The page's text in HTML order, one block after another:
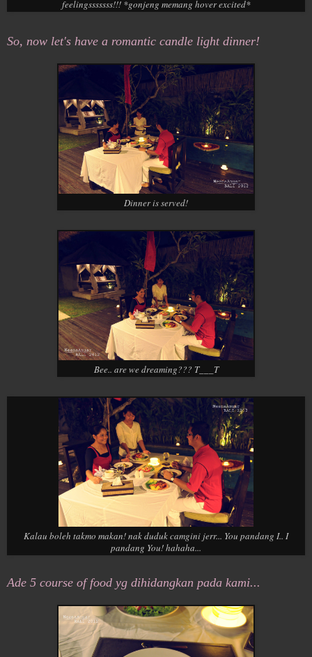
feelingsssssss!!! *gonjeng memang hover excited*
So, now let's have a romantic candle light dinner!
Dinner is served!
Bee.. are we dreaming??? T___T
Kalau boleh takmo makan! nak duduk camgini jerr... You pandang I.. I
pandang You! hahaha...
Ade 5 course of food yg dihidangkan pada kami...